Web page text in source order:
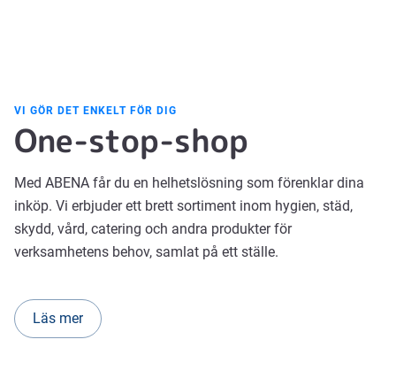
VI GÖR DET ENKELT FÖR DIG
One-stop-shop
Med ABENA får du en helhetslösning som förenklar dina
inköp. Vi erbjuder ett brett sortiment inom hygien, städ,
skydd, vård, catering och andra produkter för
verksamhetens behov, samlat på ett ställe.
Läs mer